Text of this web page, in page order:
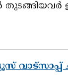
വാട്സാപ്പ്